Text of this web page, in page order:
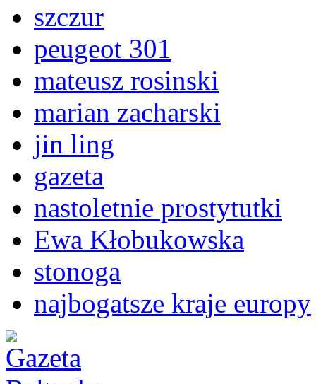
szczur
peugeot 301
mateusz rosinski
marian zacharski
jin ling
gazeta
nastoletnie prostytutki
Ewa Kłobukowska
stonoga
najbogatsze kraje europy